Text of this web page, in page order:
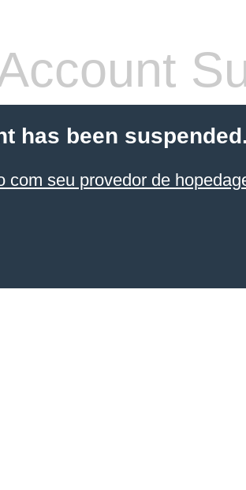
has been suspended.
com seu provedor de